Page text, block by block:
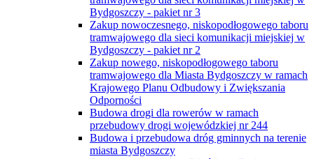
Bydgoszczy - pakiet nr 3
Zakup nowoczesnego, niskopodłogowego taboru
tramwajowego dla sieci komunikacji miejskiej w
Bydgoszczy - pakiet nr 2
Zakup nowego, niskopodłogowego taboru
tramwajowego dla Miasta Bydgoszczy w ramach
Krajowego Planu Odbudowy i Zwiększania
Odporności
Budowa drogi dla rowerów w ramach
przebudowy drogi wojewódzkiej nr 244
Budowa i przebudowa dróg gminnych na terenie
miasta Bydgoszczy